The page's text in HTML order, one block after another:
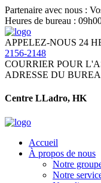
Partenaire avec nous :
Heures de bureau :
APPELEZ-NOUS 24
2156-2148
COURRIER POUR
ADRESSE DU
Centre LLadro, HK
Accueil
À propos de nous
Notre
Notre